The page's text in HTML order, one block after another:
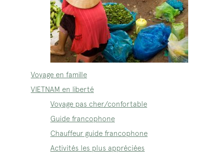
Voyage en famille
VIETNAM en liberté
Voyage pas cher/confortable
Guide francophone
Chauffeur guide francophone
Activités les plus appréciées